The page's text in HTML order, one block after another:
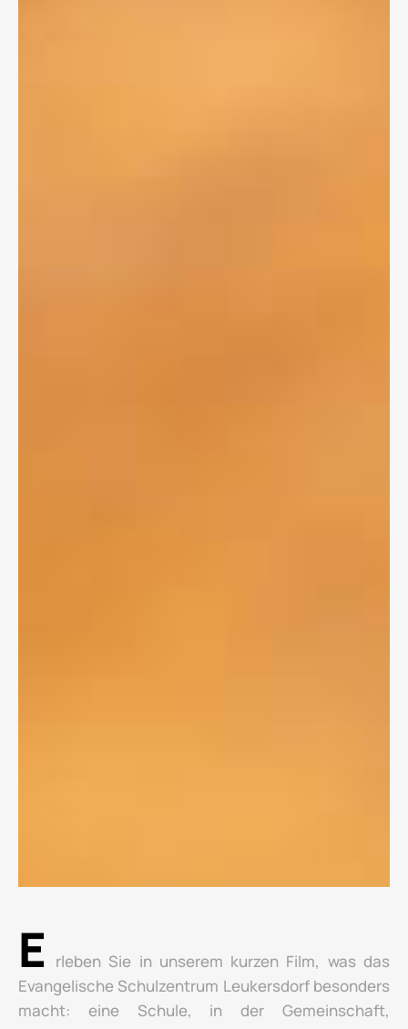
E
rleben Sie in unserem kurzen Film, was das
Evangelische Schulzentrum Leukersdorf besonders
macht: eine Schule, in der Gemeinschaft,